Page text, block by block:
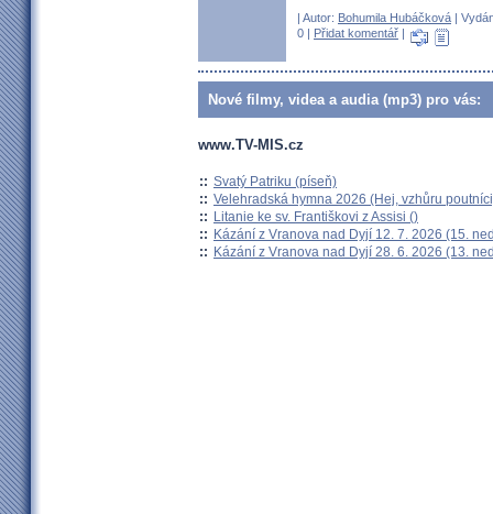
| Autor: Bohumila Hubáčková |
0 | Přidat komentář |
Nové filmy, videa a audia (mp3) pro vás:
www.TV-MIS.cz
:: Svatý Patriku (píseň)
:: Velehradská hymna 2026 (Hej, vzhůru
:: Litanie ke sv. Františkovi z Assisi ()
:: Kázání z Vranova nad Dyjí 12. 7. 2026 (15.
:: Kázání z Vranova nad Dyjí 28. 6. 2026 (13.